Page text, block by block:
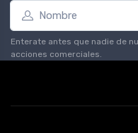
Enterate antes que nadie de
acciones comerciales.